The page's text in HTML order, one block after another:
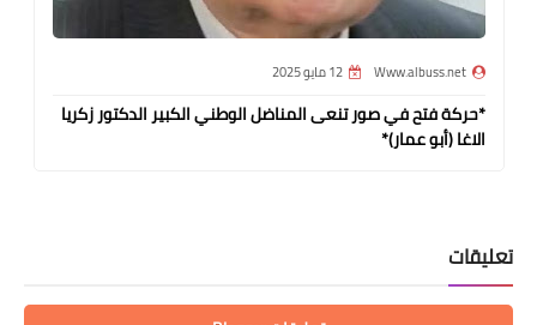
Www.albuss.net 12 مايو 2025
*حركة فتح في صور تنعى المناضل الوطني الكبير الدكتور زكريا
الاغا (أبو عمار)*
تعليقات